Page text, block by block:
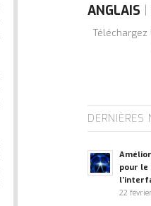
ANGLAIS |
Téléchargez
DERNIÈRES
pour le
22